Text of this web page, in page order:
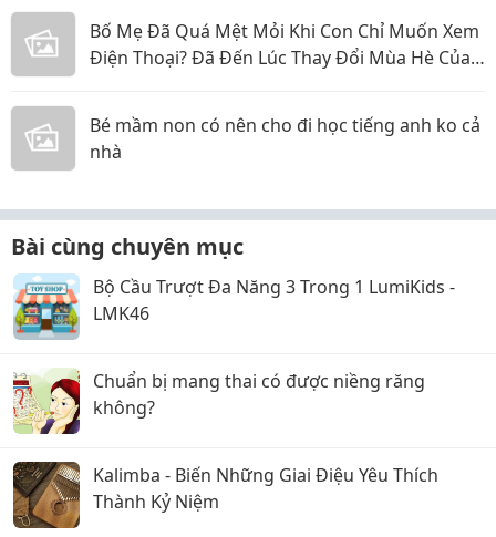
Bố Mẹ Đã Quá Mệt Mỏi Khi Con Chỉ Muốn Xem
Điện Thoại? Đã Đến Lúc Thay Đổi Mùa Hè Của
Bé mầm non có nên cho đi học tiếng anh ko cả
nhà
Bài cùng chuyên mục
Bộ Cầu Trượt Đa Năng 3 Trong 1 LumiKids -
LMK46
Chuẩn bị mang thai có được niềng răng
không?
Kalimba - Biến Những Giai Điệu Yêu Thích
Thành Kỷ Niệm